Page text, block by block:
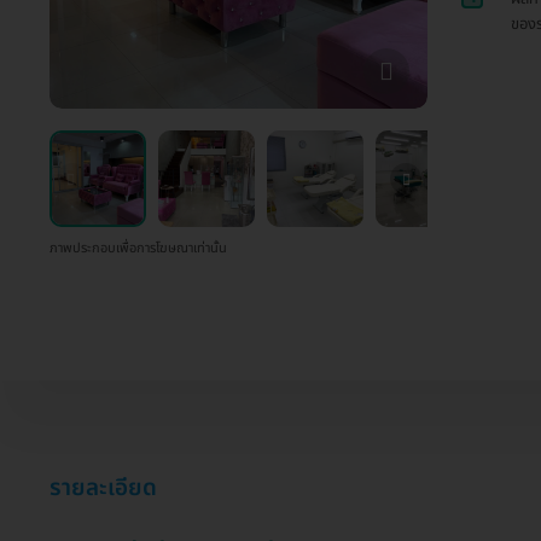
ภาพประกอบเพื่อการโฆษณาเท่านั้น
ของ
รายละเอียด